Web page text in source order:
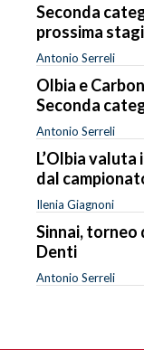
Seconda
prossima
Antonio Serreli
Olbia e
Seconda
Antonio Serreli
L’Olbia
dal
Ilenia Giagnoni
Sinnai, torneo
Denti
Antonio Serreli